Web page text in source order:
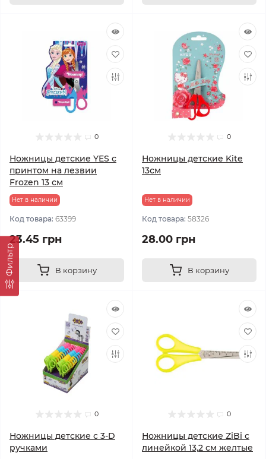
Фильтр
0
Ножницы детские YES с
принтом на лезвии
Frozen 13 см
Нет в наличии
Код товара: 63399
23.45 грн
В корзину
0
Ножницы детские Kite
13см
Нет в наличии
Код товара: 58326
28.00 грн
В корзину
0
Ножницы детские с 3-D
ручками
0
Ножницы детские ZiBi с
линейкой 13,2 см желтые